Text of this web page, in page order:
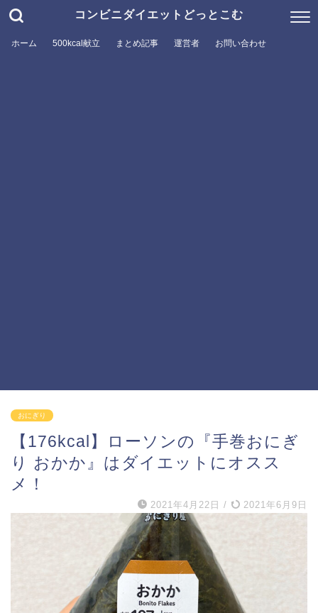
コンビニダイエットどっとこむ
ホーム 500kcal献立 まとめ記事 運営者 お問い合わせ
おにぎり
【176kcal】ローソンの『手巻おにぎ
り おかか』はダイエットにオスス
メ！
2021年4月22日 / 2021年6月9日